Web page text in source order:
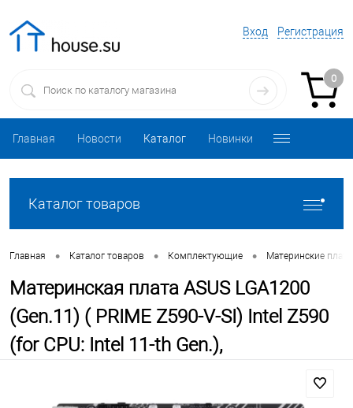
Вход Регистрация
0
Главная Новости Каталог Новинки
Каталог товаров
Главная • Каталог товаров • Комплектующие • Материнские
Материнская плата ASUS LGA1200
(Gen.11) ( PRIME Z590-V-SI) Intel Z590
(for CPU: Intel 11-th Gen.),